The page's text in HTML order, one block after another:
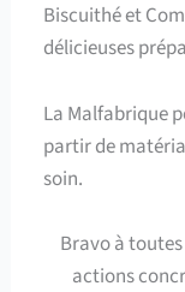
Biscuithéet
délicieuses
La Malfabrique
partir de
soin.
Bravo à
actions